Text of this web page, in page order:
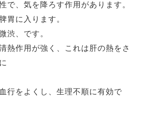
で、気を降ろす作用があります。
胃に入ります。
渋、です。
熱作用が強く、これは肝の熱をさ
行をよくし、生理不順に有効で